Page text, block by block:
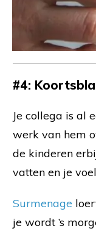
#4:
Je collega is al
werk van hem
de kinderen
vatten en je
Surmenage
je wordt ’s